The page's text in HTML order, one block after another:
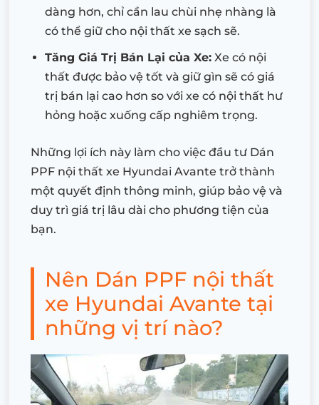
dàng hơn, chỉ cần lau chùi nhẹ nhàng là
có thể giữ cho nội thất xe sạch sẽ.
Tăng Giá Trị Bán Lại của Xe: Xe có nội
thất được bảo vệ tốt và giữ gìn sẽ có giá
trị bán lại cao hơn so với xe có nội thất hư
hỏng hoặc xuống cấp nghiêm trọng.
Những lợi ích này làm cho việc đầu tư Dán
PPF nội thất xe Hyundai Avante trở thành
một quyết định thông minh, giúp bảo vệ và
duy trì giá trị lâu dài cho phương tiện của
bạn.
Nên Dán PPF nội thất
xe Hyundai Avante tại
những vị trí nào?